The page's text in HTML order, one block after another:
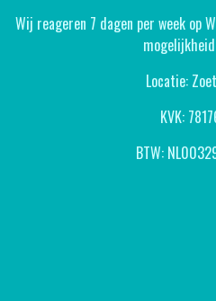
Wij reageren 7 dagen per week op
Locatie:
KVK:
BTW: